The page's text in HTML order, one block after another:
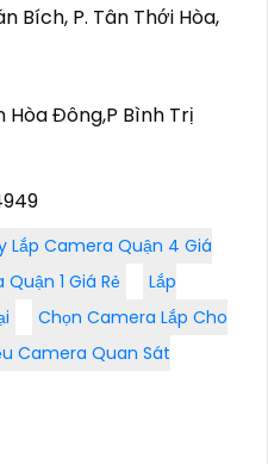
vụ tư vấn và hỗ trợ
và lắp đặt hệ
sự hiểu biết rõ về sản
tôi sẽ giúp bạn tìm ra
an ninh của bạn.
Tân Phú giá rẻ,
suất và độ bền của hệ
liên hệ ngay với
đặt lịch bảo trì
Bích, P. Tân Thới Hòa,